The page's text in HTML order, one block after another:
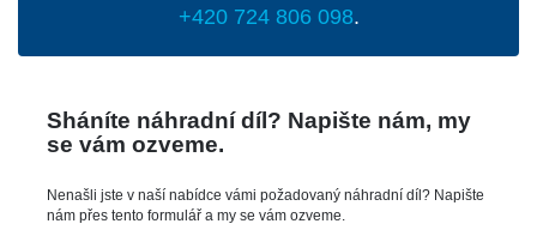
+420 724 806 098.
Sháníte náhradní díl? Napište nám, my
se vám ozveme.
Nenašli jste v naší nabídce vámi požadovaný náhradní díl? Napište
nám přes tento formulář a my se vám ozveme.